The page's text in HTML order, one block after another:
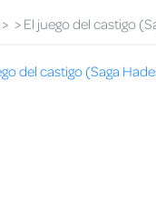
El juego del castigo